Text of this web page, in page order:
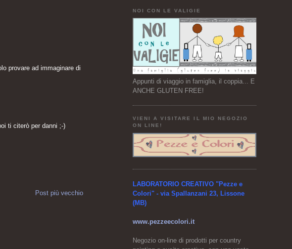
provare ad immaginare di
ti citerò per danni ;-)
Post più vecchio
NOI CON LE VALIGIE
Appunti di viaggio in famiglia, il coppia... E
ANCHE GLUTEN FREE!
VIENI A VISITARE IL MIO NEGOZIO
ON LINE!
LABORATORIO CREATIVO "Pezze e
Colori" - via Spallanzani 23, Lissone
(MB)
www.pezzeecolori.it
Negozio on-line di prodotti per country